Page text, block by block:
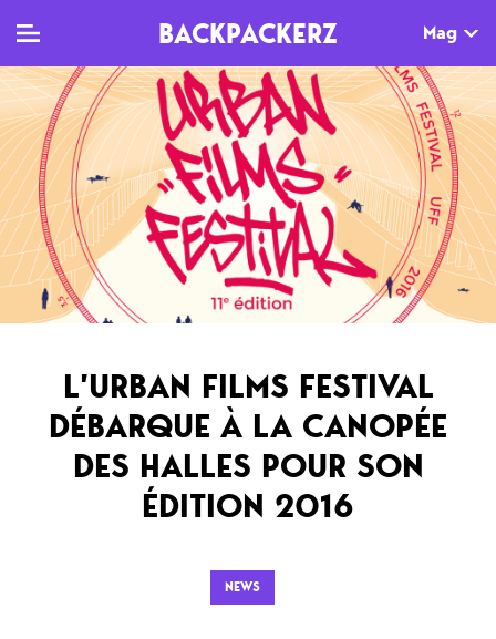
BACKPACKERZ Mag
TV
Clips
Live
Documentaires
MAG
Dossiers
Tops
Interviews
Sorties
Newsletter
AGENDA
Paris
Festivals
L’URBAN FILMS FESTIVAL
DÉBARQUE À LA CANOPÉE
DES HALLES POUR SON
ÉDITION 2016
NEWS